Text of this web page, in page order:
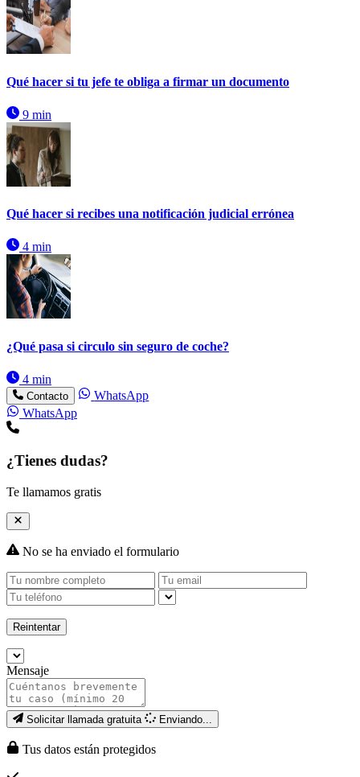
Qué hacer si tu jefe te obliga a firmar un documento
9 min
Qué hacer si recibes una notificación judicial errónea
4 min
¿Qué pasa si circulo sin seguro de coche?
4 min
Contacto
WhatsApp
WhatsApp
¿Tienes dudas?
Te llamamos gratis
No se ha enviado el formulario
Reintentar
Mensaje
Solicitar llamada gratuita Enviando...
Tus datos están protegidos